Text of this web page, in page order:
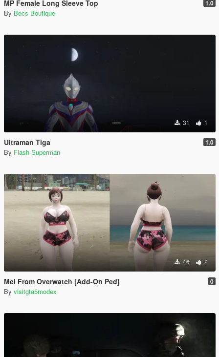
MP Female Long Sleeve Top 1.0
By Becs Boutique
31 1
Ultraman Tiga 1.0
By Flash Superman
46 2
Mei From Overwatch [Add-On Ped] 0
By visitgta5modex